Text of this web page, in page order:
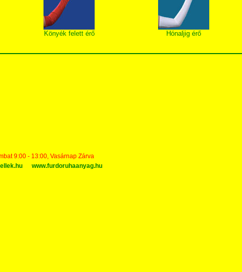
Könyék felett érő Hónaljig érő
9:00 - 13:00, Vasárnap Zárva
www.furdoruhaanyag.hu